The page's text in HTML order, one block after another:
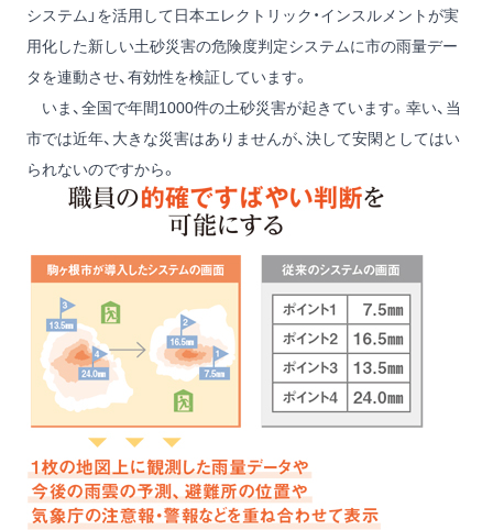
システム」を活用して日本エレクトリック・インスルメントが実
用化した新しい土砂災害の危険度判定システムに市の雨量デー
タを連動させ、有効性を検証しています。
いま、全国で年間1000件の土砂災害が起きています。幸い、当
市では近年、大きな災害はありませんが、決して安閑としてはい
られないのですから。